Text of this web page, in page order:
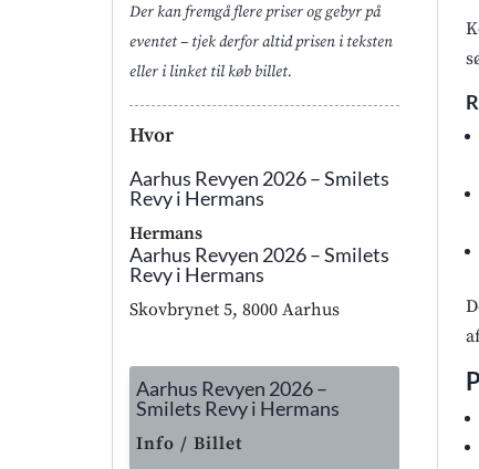
Der kan fremgå flere priser og gebyr på
eventet – tjek derfor altid prisen i teksten
eller i linket til køb billet.
Hvor
Aarhus Revyen 2026 – Smilets
Revy i Hermans
Hermans
Aarhus Revyen 2026 – Smilets
Revy i Hermans
Skovbrynet 5, 8000 Aarhus
Aarhus Revyen 2026 –
Smilets Revy i Hermans
Info / Billet